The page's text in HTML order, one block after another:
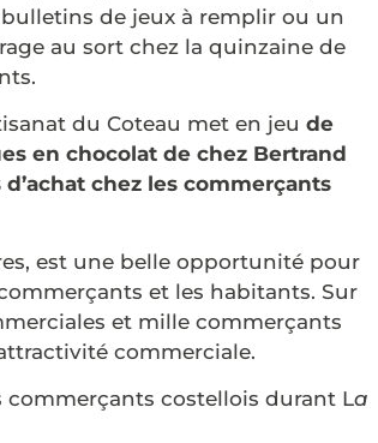
de jeux à remplir ou un
au sort chez la quinzaine de
du Coteau met en jeu de
en chocolat de chez Bertrand
chez les commerçants
est une belle opportunité pour
et les habitants. Sur
et mille commerçants
commerciale.
commerçants costellois durant La